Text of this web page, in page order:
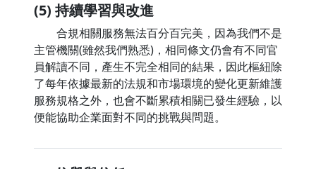
(5) 持續學習與改進
合規相關服務無法百分百完美，因為我們不是
主管機關(雖然我們熟悉)，相同條文仍會有不同官
員解讀不同，產生不完全相同的結果，因此樞紐除
了每年依據最新的法規和市場環境的變化更新維護
服務規格之外，也會不斷累積相關已發生經驗，以
便能協助企業面對不同的挑戰與問題。